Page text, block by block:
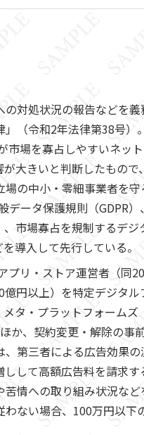
対処状況の報告などを
（令和2年法律第38号
場を寡占しやすいネッ
大きいと判断したもの
の中小・零細事業者を
ータ保護規則（GDPR
市場寡占を規制するデジ
導入して先行している。
リ・ストア運営者（同
円以上）を特定デジタ
タ・プラットフォーム
か、契約変更・解除の事
第三者による広告効果
して高額広告料を請求す
情への取り組み状況な
ない場合、100万円以下